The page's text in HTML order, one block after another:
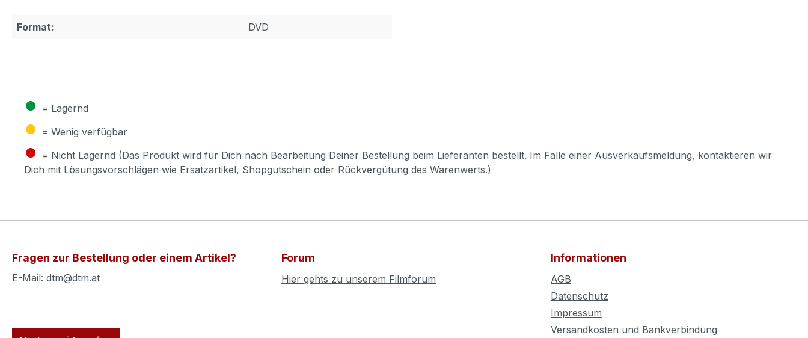
Format: DVD
● = Lagernd
● = Wenig verfügbar
● = Nicht Lagernd (Das Produkt wird für Dich nach Bearbeitung Deiner Bestellung beim Lieferanten bestellt. Im Falle einer Ausverkaufsmeldung, kontaktieren wir
Dich mit Lösungsvorschlägen wie Ersatzartikel, Shopgutschein oder Rückvergütung des Warenwerts.)
Fragen zur Bestellung oder einem Artikel?
E-Mail: dtm@dtm.at
Forum
Hier gehts zu unserem Filmforum
Informationen
AGB
Datenschutz
Impressum
Versandkosten und Bankverbindung